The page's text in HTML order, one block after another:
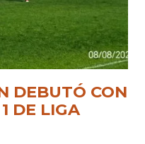
DEBUTÓ CON
DE LIGA